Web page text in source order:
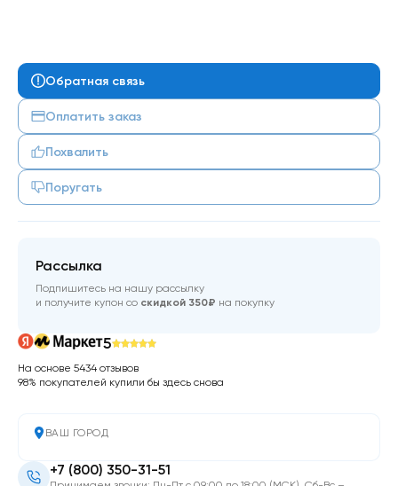
Обратная связь
Оплатить заказ
Похвалить
Поругать
ВАШ ГОРОД
+7 (800) 350-31-51
Рассылка
Подпишитесь на нашу рассылку
и получите купон со скидкой 350₽ на покупку
5
На основе 5434 отзывов
98% покупателей купили бы здесь снова